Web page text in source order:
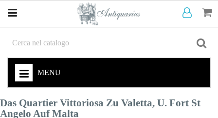
MENU
Das Quartier Vittoriosa Zu Valetta, U. Fort St
Angelo Auf Malta